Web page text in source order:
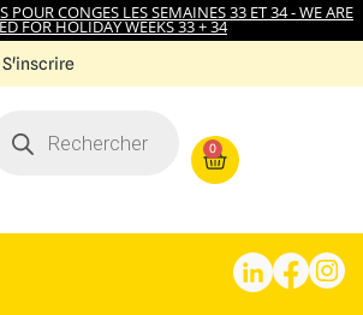
POUR CONGES LES SEMAINES 33 ET 34 - WE ARE
FOR HOLIDAY WEEKS 33 + 34
S'inscrire
0